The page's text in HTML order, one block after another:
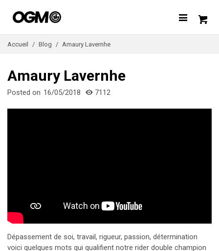
Accueil / Blog / Amaury Lavernhe
Amaury Lavernhe
Posted on 16/05/2018 7112
Dépassement de soi, travail, rigueur, passion, détermination
voici quelques mots qui qualifient notre rider double champion